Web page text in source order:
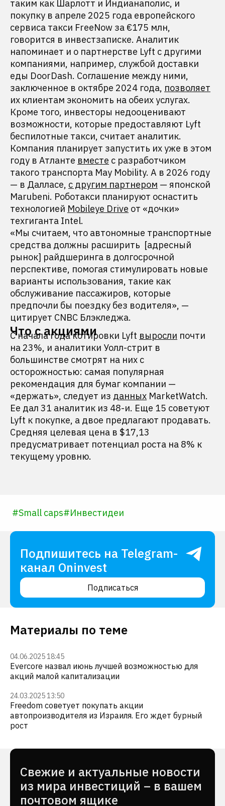
таким как Шарлотт и Индианаполис, и
покупку в апреле 2025 года европейского
сервиса такси FreeNow за €175 млн,
говорится в инвестзаписке. Аналитик
напоминает и о партнерстве Lyft с другими
компаниями, например, службой доставки
еды DoorDash. Соглашение между ними,
заключенное в октябре 2024 года, позволяет
их клиентам экономить на обеих услугах.
Кроме того, инвесторы недооценивают
возможности, которые предоставляют Lyft
беспилотные такси, считает аналитик.
Компания планирует запустить их уже в этом
году в Атланте вместе с разработчиком
такого транспорта May Mobility. А в 2026 году
— в Далласе, с другим партнером — японской
Marubeni. Роботакси планируют оснастить
технологией Mobileye Drive от «дочки»
техгиганта Intel.
«Мы считаем, что автономные транспортные
средства должны расширить [адресный
рынок] райдшеринга в долгосрочной
перспективе, помогая стимулировать новые
варианты использования, такие как
обслуживание пассажиров, которые
предпочли бы поездку без водителя», —
цитирует CNBC Блэкледжа.
Что с акциями
С начала года котировки Lyft выросли почти
на 23%, и аналитики Уолл-стрит в
большинстве смотрят на них с
осторожностью: самая популярная
рекомендация для бумаг компании —
«держать», следует из данных MarketWatch.
Ее дал 31 аналитик из 48-и. Еще 15 советуют
Lyft к покупке, а двое предлагают продавать.
Средняя целевая цена в $17,13
предусматривает потенциал роста на 8% к
текущему уровню.
#Small caps#Инвестидеи
Подпишитесь на Telegram-
канал Oninvest
Подписаться
Материалы по теме
04.06.2025 18:45
Evercore назвал июнь лучшей возможностью для
акций малой капитализации
24.03.2025 13:50
Freedom советует покупать акции
автопроизводителя из Израиля. Его ждет бурный
рост
Cвежие и актуальные новости
из мира инвестиций – в вашем
почтовом ящике